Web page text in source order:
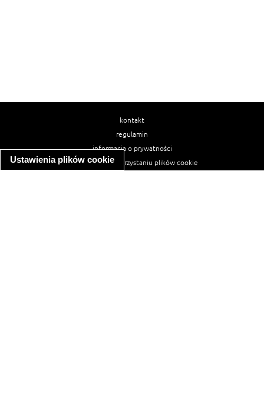
Ustawienia plików cookie
kontakt
regulamin
informacja o prywatności
informacja o wykorzystaniu plików cookie